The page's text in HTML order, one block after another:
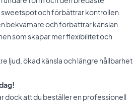
och förbättrar kontrollen.
bekvämare och förbättrar känslan.
som skapar mer flexibilitet och
ljud, ökad känsla och längre hållbarhet
dock att du beställer en professionell